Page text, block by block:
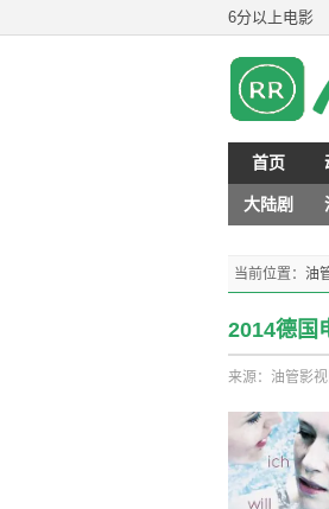
6分以上电影
首页
大陆剧
当前位置： 油
2014德国
来源：油管影